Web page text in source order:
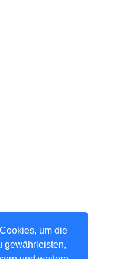
um die
gewährleisten,